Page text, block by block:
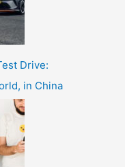
Drive:
in China